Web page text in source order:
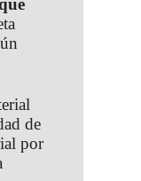
de
por